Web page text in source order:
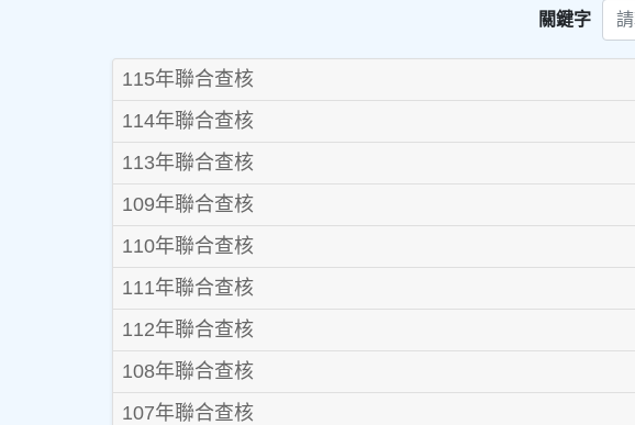
關鍵字
115年聯合查核
114年聯合查核
113年聯合查核
109年聯合查核
110年聯合查核
111年聯合查核
112年聯合查核
108年聯合查核
107年聯合查核